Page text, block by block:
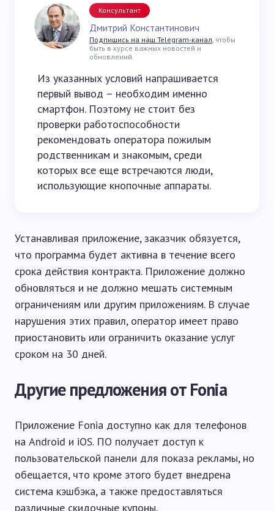
Консультант
Дмитрий Константинович
Подпишись на наш Telegram-канал, чтобы
быть в курсе важных новостей и
обновлений.
Из указанных условий напрашивается
первый вывод – необходим именно
смартфон. Поэтому не стоит без
проверки работоспособности
рекомендовать оператора пожилым
родственникам и знакомым, среди
которых все еще встречаются люди,
использующие кнопочные аппараты.
Устанавливая приложение, заказчик обязуется,
что программа будет активна в течение всего
срока действия контракта. Приложение должно
обновляться и не должно мешать системным
ограничениям или другим приложениям. В случае
нарушения этих правил, оператор имеет право
приостановить или ограничить оказание услуг
сроком на 30 дней.
Другие предложения от Fonia
Приложение Fonia доступно как для телефонов
на Android и iOS. ПО получает доступ к
пользовательской панели для показа рекламы, но
обещается, что кроме этого будет внедрена
система кэшбэка, а также предоставляться
различные скидочные купоны.